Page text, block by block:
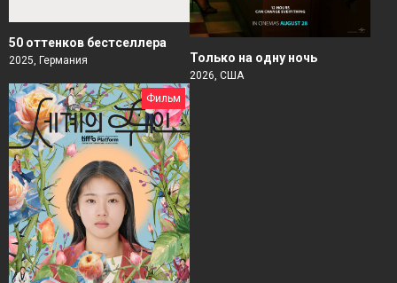
50 оттенков бестселлера
2025, Германия Только на одну ночь
2026, США
Фильм